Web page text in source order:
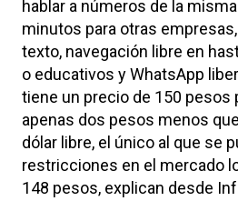
hablar a números de la
minutos para otras
texto, navegación libre en
o educativos y WhatsApp
tiene un precio de 150 pesos
apenas dos pesos menos
dólar libre, el único al que se
restricciones en el mercado
148 pesos, explican desde